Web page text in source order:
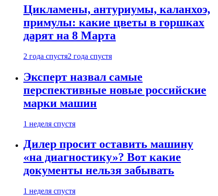
Цикламены, антуриумы, каланхоэ,
примулы: какие цветы в горшках
дарят на 8 Марта
2 года спустя2 года спустя
Эксперт назвал самые
перспективные новые российские
марки машин
1 неделя спустя
Дилер просит оставить машину
«на диагностику»? Вот какие
документы нельзя забывать
1 неделя спустя